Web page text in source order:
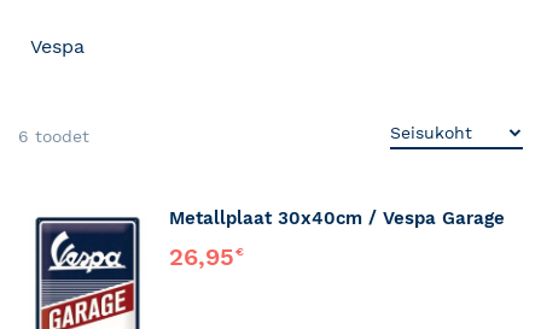
Vespa
6 toodet
Metallplaat 30x40cm / Vespa Garage
26,95€